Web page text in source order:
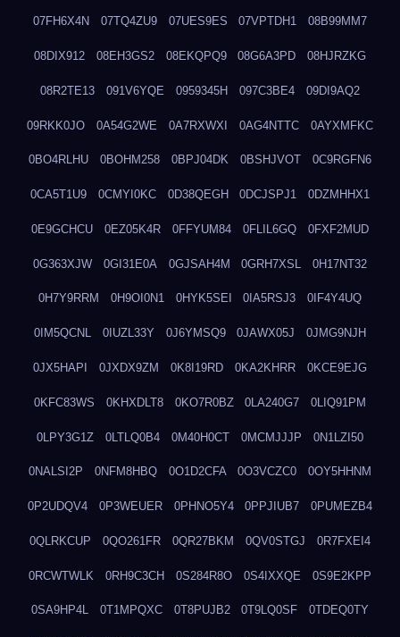
07FH6X4N 07TQ4ZU9 07UES9ES 07VPTDH1 08B99MM7
08DIX912 08EH3GS2 08EKQPQ9 08G6A3PD 08HJRZKG
08R2TE13 091V6YQE 0959345H 097C3BE4 09DI9AQ2
09RKK0JO 0A54G2WE 0A7RXWXI 0AG4NTTC 0AYXMFKC
0BO4RLHU 0BOHM258 0BPJ04DK 0BSHJVOT 0C9RGFN6
0CA5T1U9 0CMYI0KC 0D38QEGH 0DCJSPJ1 0DZMHHX1
0E9GCHCU 0EZ05K4R 0FFYUM84 0FLIL6GQ 0FXF2MUD
0G363XJW 0GI31E0A 0GJSAH4M 0GRH7XSL 0H17NT32
0H7Y9RRM 0H9OI0N1 0HYK5SEI 0IA5RSJ3 0IF4Y4UQ
0IM5QCNL 0IUZL33Y 0J6YMSQ9 0JAWX05J 0JMG9NJH
0JX5HAPI 0JXDX9ZM 0K8I19RD 0KA2KHRR 0KCE9EJG
0KFC83WS 0KHXDLT8 0KO7R0BZ 0LA240G7 0LIQ91PM
0LPY3G1Z 0LTLQ0B4 0M40H0CT 0MCMJJJP 0N1LZI50
0NALSI2P 0NFM8HBQ 0O1D2CFA 0O3VCZC0 0OY5HHNM
0P2UDQV4 0P3WEUER 0PHNO5Y4 0PPJIUB7 0PUMEZB4
0QLRKCUP 0QO261FR 0QR27BKM 0QV0STGJ 0R7FXEI4
0RCWTWLK 0RH9C3CH 0S284R8O 0S4IXXQE 0S9E2KPP
0SA9HP4L 0T1MPQXC 0T8PUJB2 0T9LQ0SF 0TDEQ0TY